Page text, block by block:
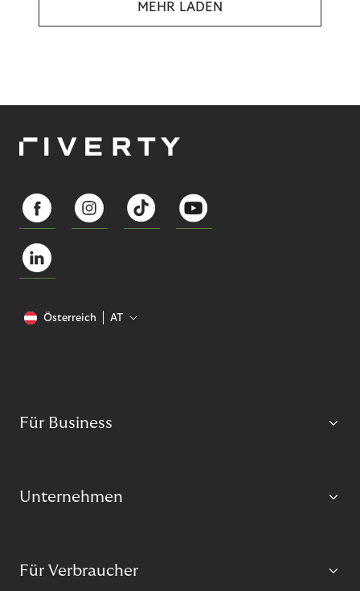
MEHR LADEN
Österreich AT
Für Business
Unternehmen
Für Verbraucher